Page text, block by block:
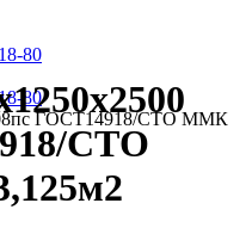
80
80
ГОСТ14918/СТО ММК
СТО